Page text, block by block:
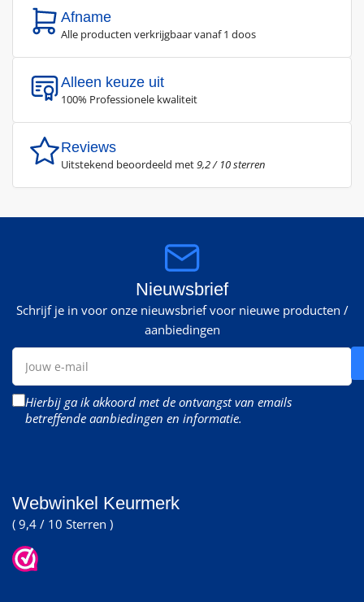
Afname
Alle producten verkrijgbaar vanaf 1 doos
Alleen keuze uit
100% Professionele kwaliteit
Reviews
Uitstekend beoordeeld met9,2 / 10 sterren
Nieuwsbrief
Schrijf je in voor onze nieuwsbrief voor nieuwe producten /
aanbiedingen
Jouw
mail
Hierbij ga ik akkoord met de ontvangst van emails
betreffende aanbiedingen en informatie.
Webwinkel Keurmerk
( 9,4 / 10 Sterren )